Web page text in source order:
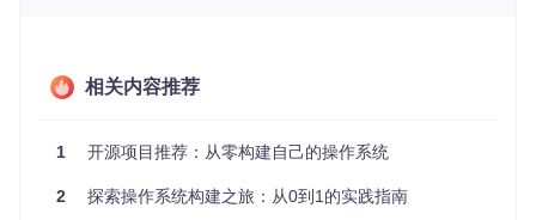
反应。这个实验揭示了硬件与软件之间最原始的信任机制——
即使你的代码逻辑完美，缺少这个简单的"签名"也会被系统拒
从零开始的32位模式转换实践
相关内容推荐
1 开源项目推荐：从零构建自己的操作系统
2 探索操作系统构建之旅：从0到1的实践指南